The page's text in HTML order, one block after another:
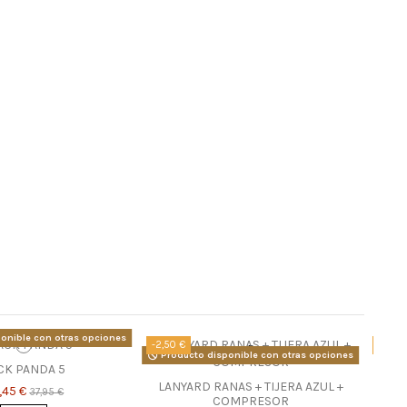
con otras opciones
PANDA 5
€37,95 €
-2,50 €
Producto disponible con otras opciones
LANYARD RANAS + TIJERA AZUL +
COMPRESOR